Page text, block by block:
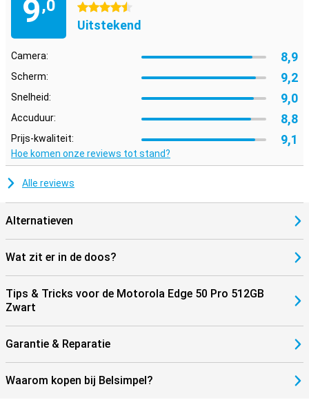
9,0 4.5 sterren
Uitstekend
Camera: 8,9
Scherm: 9,2
Snelheid: 9,0
Accuduur: 8,8
Prijs-kwaliteit: 9,1
Hoe komen onze reviews tot stand?
Alle reviews
Alternatieven
Wat zit er in de doos?
Tips & Tricks voor de Motorola Edge 50 Pro 512GB
Zwart
Garantie & Reparatie
Waarom kopen bij Belsimpel?